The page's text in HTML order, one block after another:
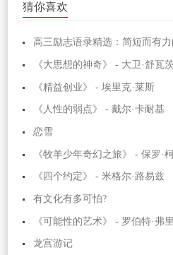
猜你喜欢
高三励志语录精选：简短而有
《大思想的神奇》 - 大卫·舒瓦
《精益创业》 - 埃里克·莱斯
《人性的弱点》 - 戴尔·卡耐基
恋雪
《牧羊少年奇幻之旅》 - 保罗·
《四个约定》 - 米格尔·路易兹
有文化有多可怕?
《可能性的艺术》 - 罗伯特·弗
龙宫游记